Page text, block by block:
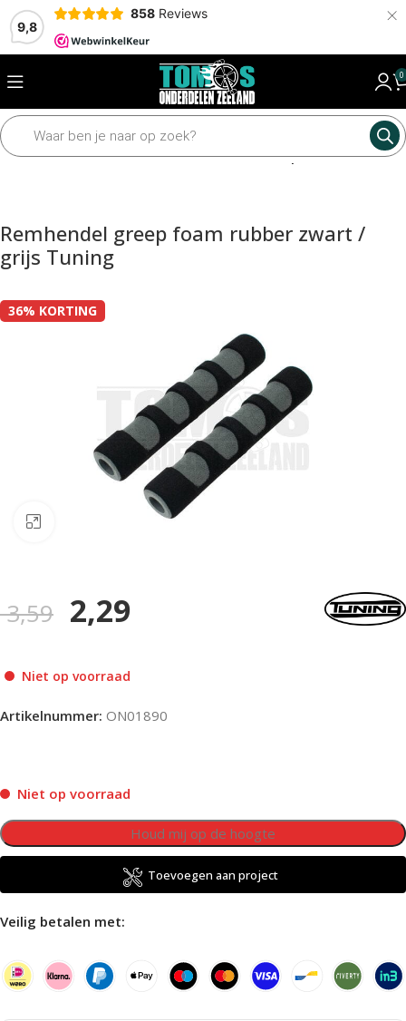
9,8
858 Reviews ×
0
Home Framedelen Sturen en toebehoren Grepen en hendels
Remhendel greep foam rubber zwart /
grijs Tuning
36% KORTING
Klik om te vergroten
3,59 2,29
Niet op voorraad
Artikelnummer: ON01890
Niet op voorraad
Toevoegen aan project
Veilig betalen met: